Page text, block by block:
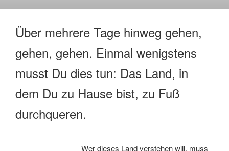
Über mehrere Tage hinweg gehen,
gehen, gehen. Einmal wenigstens
musst Du dies tun: Das Land, in
dem Du zu Hause bist, zu Fuß
durchqueren.
Wer dieses Land verstehen will, muss